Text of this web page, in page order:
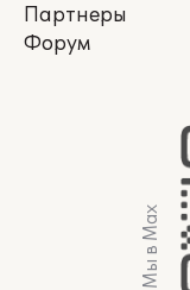
Партнеры
Форум
Мы в Max